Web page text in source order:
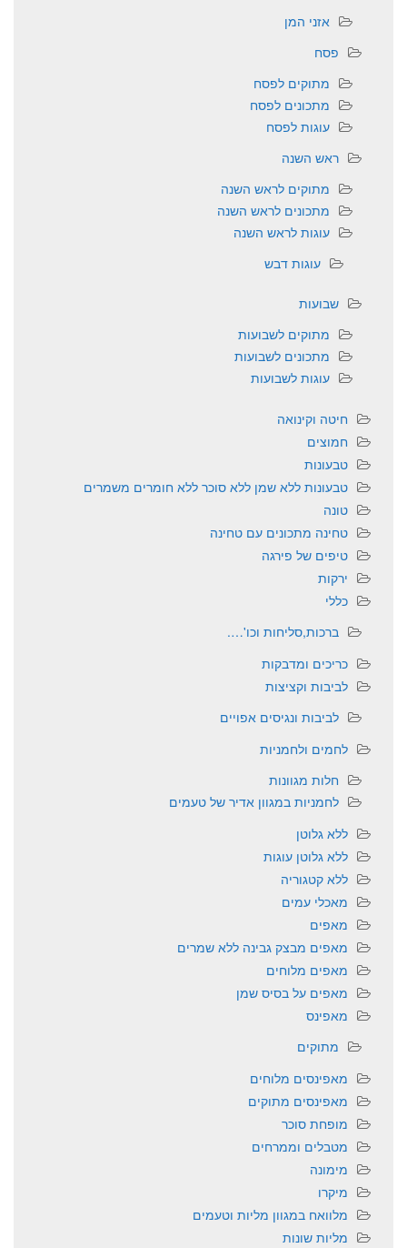
אזני המן
פסח
מתוקים לפסח
מתכונים לפסח
עוגות לפסח
ראש השנה
מתוקים לראש השנה
מתכונים לראש השנה
עוגות לראש השנה
עוגות דבש
שבועות
מתוקים לשבועות
מתכונים לשבועות
עוגות לשבועות
חיטה וקינואה
חמוצים
טבעונות
טבעונות ללא שמן ללא סוכר ללא חומרים משמרים
טונה
טחינה מתכונים עם טחינה
טיפים של פירגה
ירקות
כללי
ברכות,סליחות וכו'….
כריכים ומדבקות
לביבות וקציצות
לביבות ונגיסים אפויים
לחמים ולחמניות
חלות מגוונות
לחמניות במגוון אדיר של טעמים
ללא גלוטן
ללא גלוטן עוגות
ללא קטגוריה
מאכלי עמים
מאפים
מאפים מבצק גבינה ללא שמרים
מאפים מלוחים
מאפים על בסיס שמן
מאפינס
מתוקים
מאפינסים מלוחים
מאפינסים מתוקים
מופחת סוכר
מטבלים וממרחים
מימונה
מיקרו
מלוואח במגוון מליות וטעמים
מליות שונות